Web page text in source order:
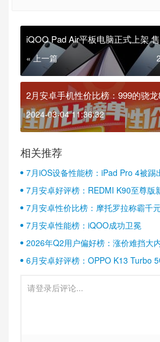
iQOO Pad Air平板电脑正式上架
« 上一篇
2月安卓手机性价比榜：999的骁
了
2024-03-04 11:36:32
相关推荐
7月iOS设备性能榜：iPad Pro 4被踢
7月安卓好评榜：REDMI K90至尊版
半壁江山
7月安卓性价比榜：摩托罗拉称霸千
7月安卓性能榜：iQOO成功卫冕
2026年Q2用户偏好榜：涨价难挡大
6月安卓好评榜：OPPO K13 Turbo